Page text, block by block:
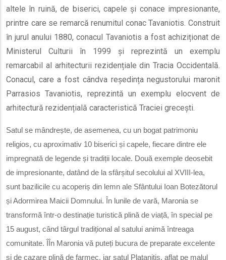
altele în ruină, de biserici, capele și conace impresionante,
printre care se remarcă renumitul conac Tavaniotis. Construit
în jurul anului 1880, conacul Tavaniotis a fost achiziționat de
Ministerul Culturii în 1999 și reprezintă un exemplu
remarcabil al arhitecturii rezidențiale din Tracia Occidentală.
Conacul, care a fost cândva reședința negustorului maronit
Parrasios Tavaniotis, reprezintă un exemplu elocvent de
arhitectură rezidențială caracteristică Traciei grecești.
Satul se mândrește, de asemenea, cu un bogat patrimoniu
religios, cu aproximativ 10 biserici și capele, fiecare dintre ele
impregnată de legende și tradiții locale. Două exemple deosebit
de impresionante, datând de la sfârșitul secolului al XVIII-lea,
sunt bazilicile cu acoperiș din lemn ale Sfântului Ioan Botezătorul
și Adormirea Maicii Domnului. În lunile de vară, Maronia se
transformă într-o destinație turistică plină de viață, în special pe
15 august, când târgul tradițional al satului animă întreaga
comunitate. ÎÎn Maronia vă puteți bucura de preparate excelente
și de cazare plină de farmec, iar satul Platanitis, aflat pe malul